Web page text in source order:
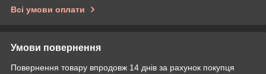
Всі умови оплати
Умови повернення
Повернення товару впродовж 14 днів за рахунок покупця